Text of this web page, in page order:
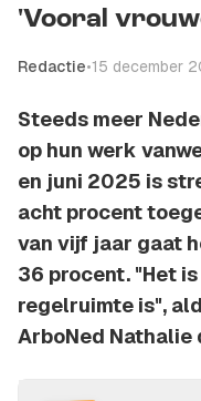
'Vooral
Redactie•15 december
Steeds meer
op hun werk
en juni 2025 is
acht procent
van vijf jaar gaat
36 procent. "Het
regelruimte is",
ArboNed Nathalie